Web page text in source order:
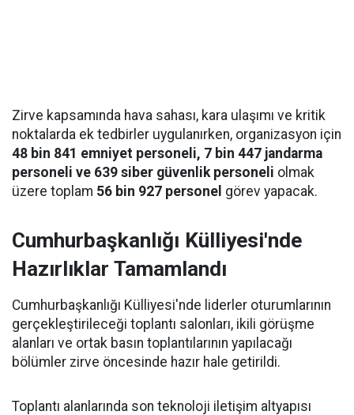
Zirve kapsamında hava sahası, kara ulaşımı ve kritik
noktalarda ek tedbirler uygulanırken, organizasyon için
48 bin 841 emniyet personeli, 7 bin 447 jandarma
personeli ve 639 siber güvenlik personeli olmak
üzere toplam 56 bin 927 personel görev yapacak.
Cumhurbaşkanlığı Külliyesi'nde
Hazırlıklar Tamamlandı
Cumhurbaşkanlığı Külliyesi'nde liderler oturumlarının
gerçekleştirileceği toplantı salonları, ikili görüşme
alanları ve ortak basın toplantılarının yapılacağı
bölümler zirve öncesinde hazır hale getirildi.
Toplantı alanlarında son teknoloji iletişim altyapısı